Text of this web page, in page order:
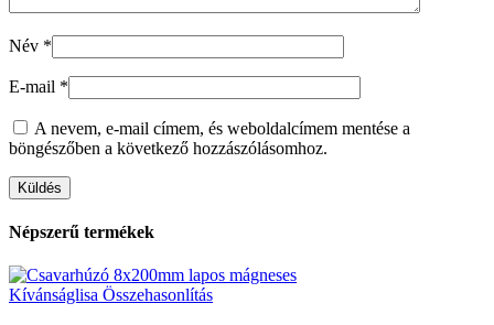
Név *
E-mail *
A nevem, e-mail címem, és weboldalcímem mentése a
böngészőben a következő hozzászólásomhoz.
Népszerű termékek
Kívánságlisa Összehasonlítás